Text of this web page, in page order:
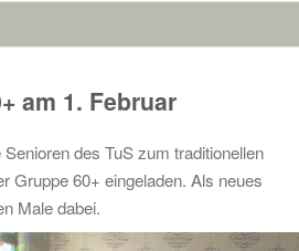
am 1. Februar
des TuS zum traditionellen
Gruppe 60+ eingeladen. Als neues
Male dabei.